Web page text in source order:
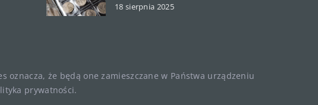
18 sierpnia 2025
że będą one zamieszczane w Państwa urządzeniu
prywatności.